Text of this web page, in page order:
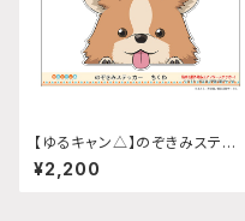
【ゆるキャン△】のぞきみステッ
カー (ちくわ)A4サイズ
¥2,200